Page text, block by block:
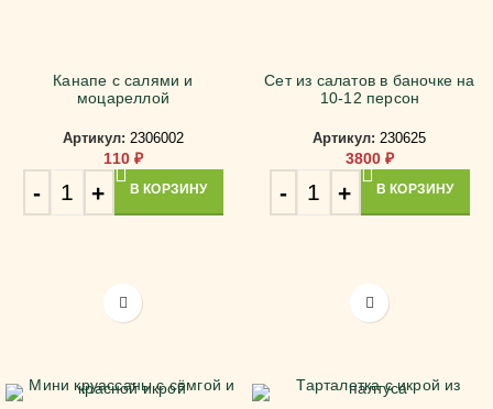
Канапе с салями и
моцареллой
Артикул: 2306002
110 ₽
В КОРЗИНУ
Сет из салатов в баночке на
10-12 персон
Артикул:230625
3800 ₽
В КОРЗИНУ